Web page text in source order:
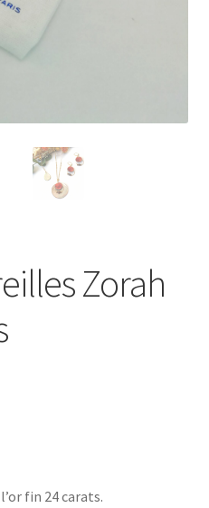
Zorah
fin 24 carats.